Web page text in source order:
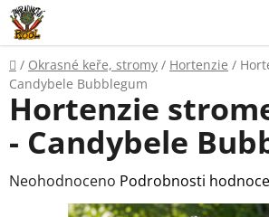
Přejít
na
obsah
Domů
/ Okrasné keře, stromy / Hortenzie /
Candybele Bubblegum
Hortenzie
- Candybele
Průměrné
hodnocení
Neohodnoceno Podrobnosti